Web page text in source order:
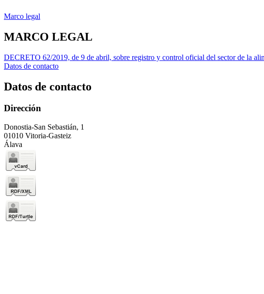
Marco legal
MARCO LEGAL
DECRETO 62/2019, de 9 de abril, sobre registro y control oficial del sector de la
Datos de contacto
Datos de contacto
Dirección
Donostia-San Sebastián, 1
01010 Vitoria-Gasteiz
Álava